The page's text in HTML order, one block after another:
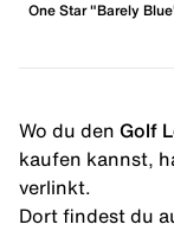
One Star "Barely
Wo du den Golf
kaufen kannst,
verlinkt.
Dort findest du